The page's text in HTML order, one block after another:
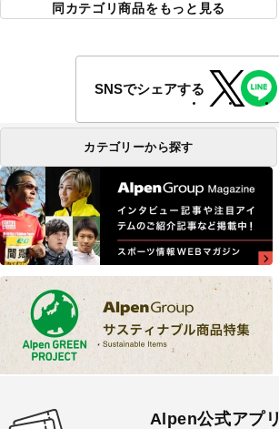
同カテゴリ商品をもっと見る
SNSでシェアする
カテゴリーから探す
Alpen公式アプリ